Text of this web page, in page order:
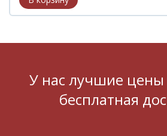
У нас лучшие цены
бесплатная